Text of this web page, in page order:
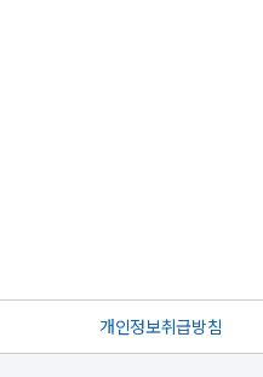
개인정보취급방침